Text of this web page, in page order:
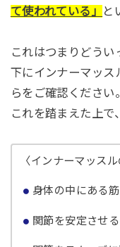
て使われている」
と
これはつまりどう
下にインナーマッス
らをご確認ください。
これを踏まえた上で
〈インナーマッスル
身体の中にある
関節を安定させる